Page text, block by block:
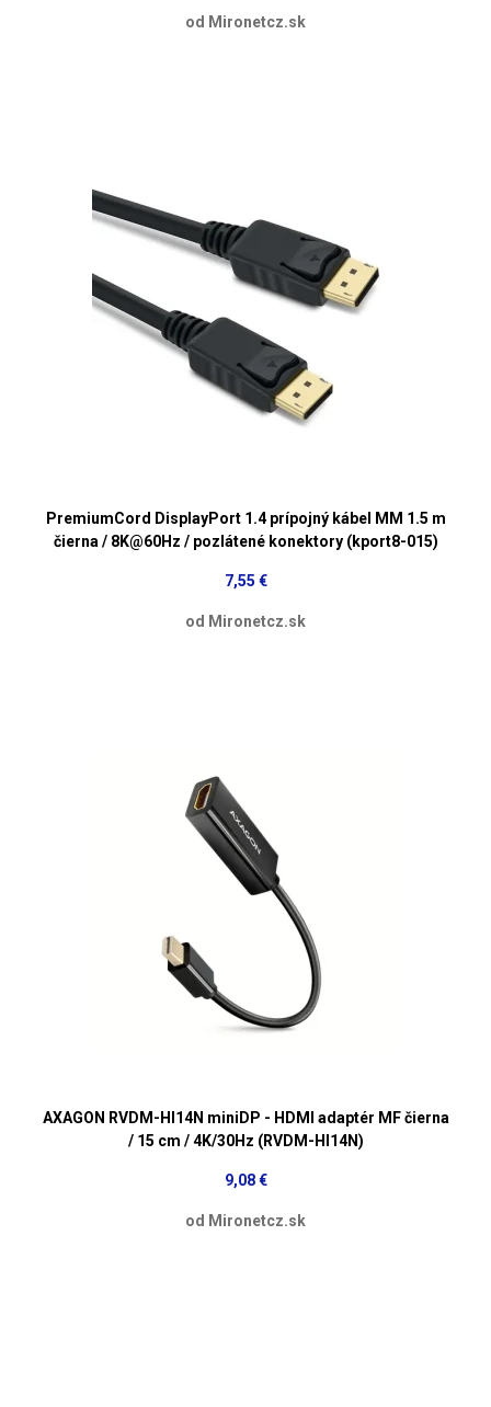
od Mironetcz.sk
PremiumCord DisplayPort 1.4 prípojný kábel MM 1.5 m
čierna / 8K@60Hz / pozlátené konektory (kport8-015)
7,55 €
od Mironetcz.sk
AXAGON RVDM-HI14N miniDP - HDMI adaptér MF čierna
/ 15 cm / 4K/30Hz (RVDM-HI14N)
9,08 €
od Mironetcz.sk